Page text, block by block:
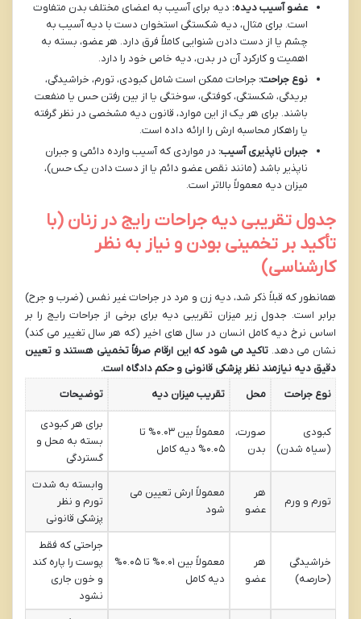
عضو آسیب دیده: دیه برای آسیب به اعضای مختلف بدن متفاوت
است. برای مثال، دیه شکستگی استخوان دست با دیه آسیب به
چشم یا از دست دادن شنوایی کاملاً فرق دارد. هر عضو، بسته به
اهمیت و کارکرد آن در بدن، دیه خاص خود را دارد.
نوع جراحت: جراحات ممکن است شامل کبودی، تورم، خراشیدگی،
بریدگی، شکستگی، کوفتگی، سوختگی یا از بین رفتن حس یا منفعت
باشند. برای هر یک از این موارد، قانون دیه مشخصی در نظر گرفته
یا راهکار محاسبه ارش را ارائه داده است.
جبران ناپذیری آسیب: در مواردی که آسیب وارده دائمی و جبران
ناپذیر باشد (مانند نقص عضو دائم یا از دست دادن یک حس)،
میزان دیه معمولاً بالاتر است.
جدول تقریبی دیه جراحات رایج در زنان (با
تأکید بر تخمینی بودن و نیاز به نظر
کارشناسی)
همانطور که قبلاً ذکر شد، دیه زن و مرد در جراحات غیر نفس (ضرب و جرح)
برابر است. جدول زیر میزان تقریبی دیه برای برخی از جراحات رایج را بر
اساس نرخ دیه کامل انسان در سال های اخیر (که هر سال تغییر می کند)
نشان می دهد. تاکید می شود که این ارقام صرفاً تخمینی هستند و تعیین
دقیق دیه نیازمند نظر پزشکی قانونی و حکم دادگاه است.
نوع جراحت
محل تقریب میزان دیه توضیحات
کبودی
(سیاه شدن)
صورت،
بدن
معمولاً بین ۰.۰۳% تا
۰.۰۵% دیه کامل
برای هر کبودی
بسته به محل و
گستردگی
تورم و ورم
هر
عضو
معمولاً ارش تعیین می
شود
وابسته به شدت
تورم و نظر
پزشکی قانونی
خراشیدگی
(حارصه)
هر
عضو
معمولاً بین ۰.۰۱% تا ۰.۰۵%
دیه کامل
جراحتی که فقط
پوست را پاره کند
و خون جاری
نشود